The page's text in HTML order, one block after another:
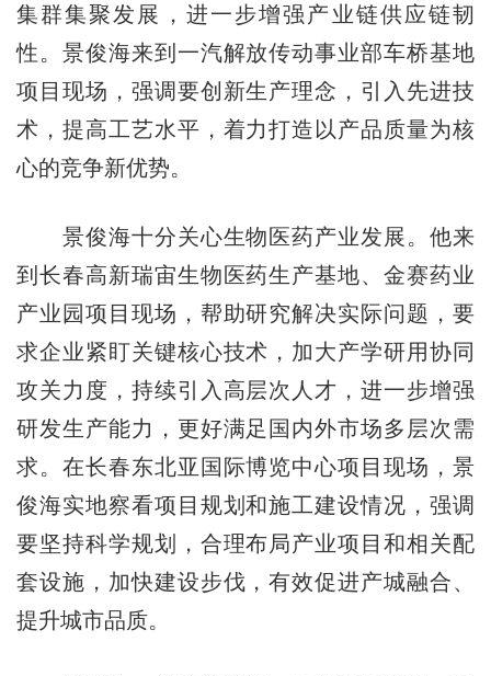
集群集聚发展，进一步增强产业链供应链韧
性。景俊海来到一汽解放传动事业部车桥基地
项目现场，强调要创新生产理念，引入先进技
术，提高工艺水平，着力打造以产品质量为核
心的竞争新优势。
景俊海十分关心生物医药产业发展。他来
到长春高新瑞宙生物医药生产基地、金赛药业
产业园项目现场，帮助研究解决实际问题，要
求企业紧盯关键核心技术，加大产学研用协同
攻关力度，持续引入高层次人才，进一步增强
研发生产能力，更好满足国内外市场多层次需
求。在长春东北亚国际博览中心项目现场，景
俊海实地察看项目规划和施工建设情况，强调
要坚持科学规划，合理布局产业项目和相关配
套设施，加快建设步伐，有效促进产城融合、
提升城市品质。